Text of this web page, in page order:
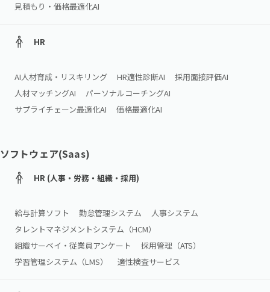
見積もり・価格最適化AI
HR
AI人材育成・リスキリング HR適性診断AI
採用面接評価AI
人材マッチングAI
パーソナルコーチングAI
サプライチェーン最適化AI
価格最適化AI
ソフトウェア(Saas)
HR (人事・労務・組織・採用)
給与計算ソフト 勤怠管理システム
人事システム
タレントマネジメントシステム（HCM）
組織サーベイ・従業員アンケート
採用管理（ATS）
学習管理システム（LMS）
適性検査サービス